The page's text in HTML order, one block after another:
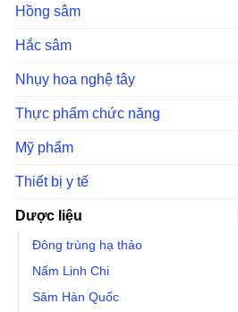
Hồng sâm
Hắc sâm
Nhụy hoa nghệ tây
Thực phẩm chức năng
Mỹ phẩm
Thiết bị y tế
Dược liệu
Đông trùng hạ thảo
Nấm Linh Chi
Sâm Hàn Quốc